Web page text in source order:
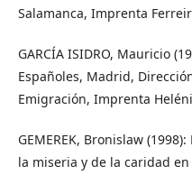
Salamanca, Imprenta
GARCÍA ISIDRO, Mauricio
Españoles, Madrid,
Emigración, Imprenta
GEMEREK, Bronislaw
la miseria y de la caridad